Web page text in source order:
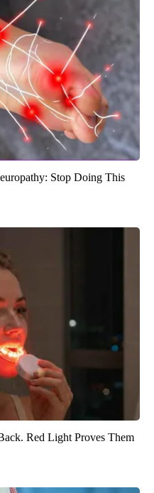
Stop Doing This
Red Light Proves Them